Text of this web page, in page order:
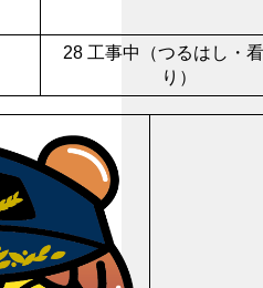
28 工事中（つるはし・
り）